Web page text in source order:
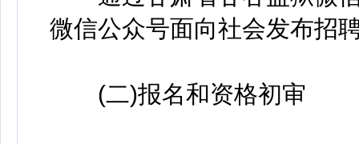
微信公众号面向社会发布招
(二)报名和资格初审